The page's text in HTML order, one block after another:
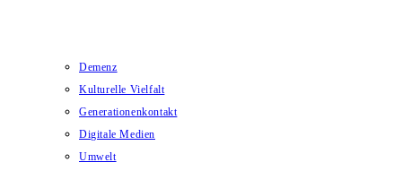
Demenz
Kulturelle Vielfalt
Generationenkontakt
Digitale Medien
Umwelt